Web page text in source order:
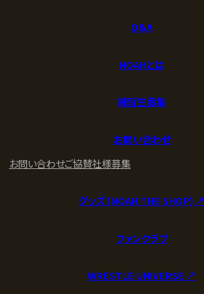
Q&A
NOAHとは
練習生募集
お問い合わせ
お問い合わせご協賛社様募集
グッズ (NOAH THE SHOP) ↗︎
ファンクラブ
WRESTLE UNIVERSE ↗︎